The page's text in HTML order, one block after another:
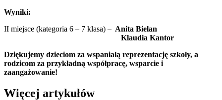
Wyniki:
II miejsce (kategoria 6 – 7 klasa) – Anita Bielan
Klaudia Kantor
Dziękujemy dzieciom za wspaniałą reprezentację szkoły, a
rodzicom za przykładną współpracę, wsparcie i
zaangażowanie!
Więcej artykułów